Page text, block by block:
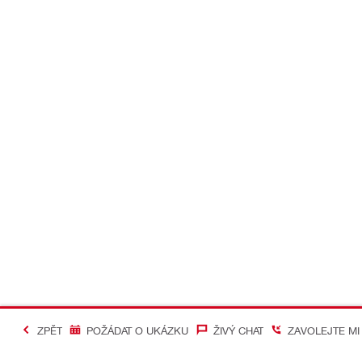
ZPĚT POŽÁDAT O UKÁZKU ŽIVÝ CHAT ZAVOLEJTE MI